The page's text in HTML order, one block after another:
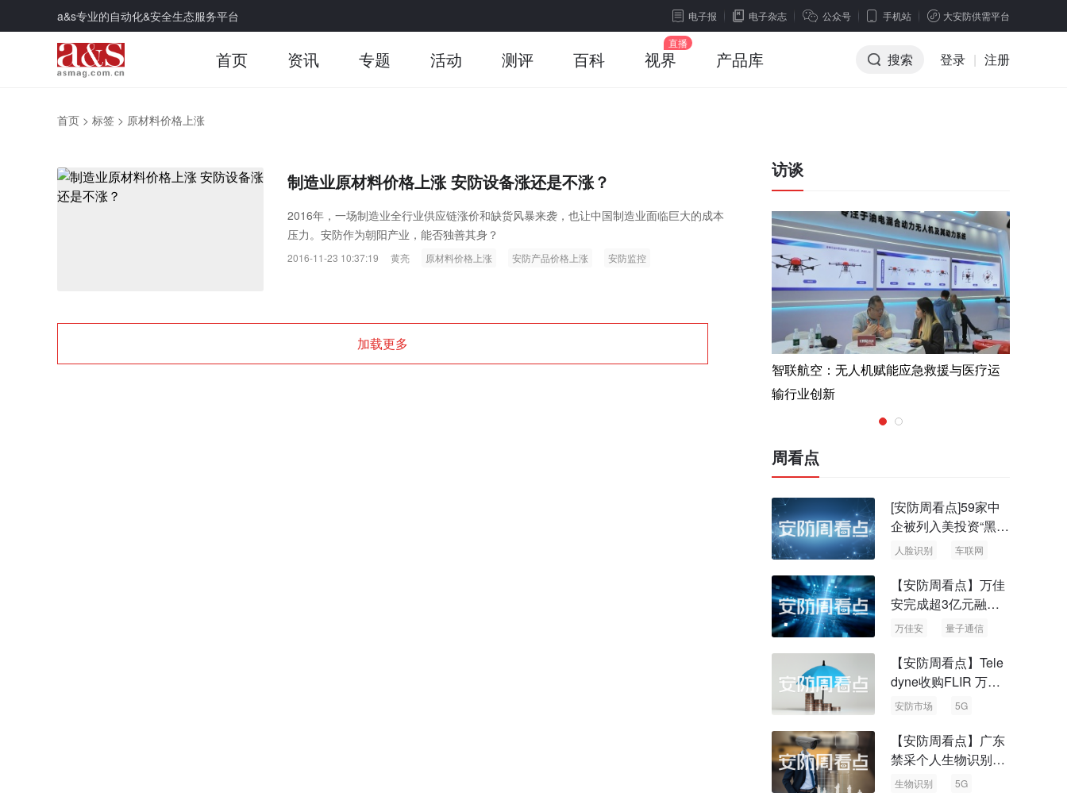
a&s专业的自动化&安全生态服务平台 电子报 电子杂志 公众号 手机站 大安防供需平台
首页 资讯 专题 活动 测评 百科 视界 产品库 搜索 登录 | 注册
首页 > 标签 > 原材料价格上涨
制造业原材料价格上涨 安防设备涨还是不涨？
2016年，一场制造业全行业供应链涨价和缺货风暴来袭，也让中国制造业面临巨大的成本
压力。安防作为朝阳产业，能否独善其身？
2016-11-23 10:37:19 黄亮 原材料价格上涨 安防产品价格上涨 安防监控
加载更多
访谈
Raythink燧石技术：以红外技术，筑造低
智联航空：无人机赋能应急救援与医疗运
输行业创新
周看点
[安防周看点]59家中
企被列入美投资“黑名
单” 中国信通院启动
人脸识别 车联网
【安防周看点】万佳
安完成超3亿元融资
国内首批量子通信标
万佳安 量子通信
【安防周看点】Tele
dyne收购FLIR 万物
云新品牌“万御安防”
安防市场 5G
【安防周看点】广东
禁采个人生物识别信
息 中国5G基站占全
生物识别 5G